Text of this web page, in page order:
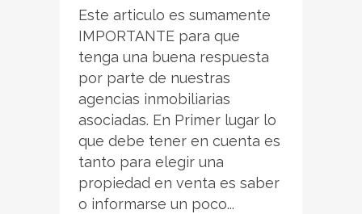
Este articulo es sumamente
IMPORTANTE para que
tenga una buena respuesta
por parte de nuestras
agencias inmobiliarias
asociadas. En Primer lugar lo
que debe tener en cuenta es
tanto para elegir una
propiedad en venta es saber
o informarse un poco...